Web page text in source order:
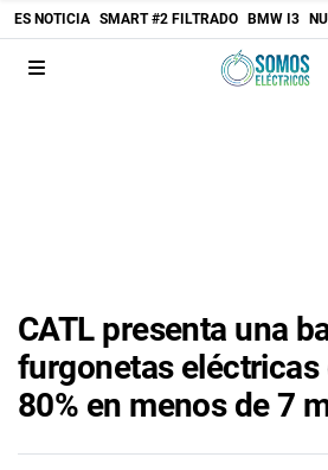
ES NOTICIA SMART #2 FILTRADO BMW I3
CATL presenta una
furgonetas eléctricas
80% en menos de 7